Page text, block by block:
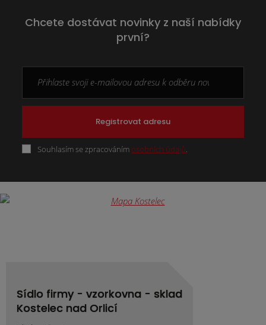
Chcete dostávat novinky z naší nabídky
první?
Registrovat adresu
Souhlasím se zpracováním osobních údajů.
Sídlo firmy - vzorkovna - sklad
Kostelec nad Orlicí